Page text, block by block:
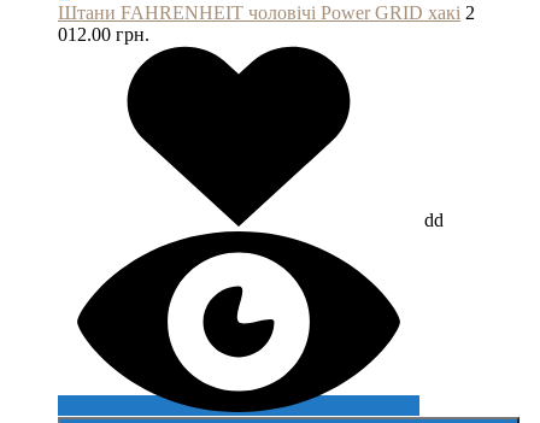
Штани FAHRENHEIT чоловічі Power GRID хакі 2
012.00 грн.
dd